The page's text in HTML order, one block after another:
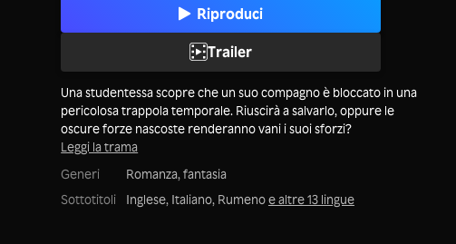
Riproduci
Trailer
Una studentessa scopre che un suo compagno è bloccato in una
pericolosa trappola temporale. Riuscirà a salvarlo, oppure le
oscure forze nascoste renderanno vani i suoi sforzi?
Leggi la trama
Generi
Romanza, fantasia
Sottotitoli
Inglese, Italiano, Rumenoe altre 13 lingue